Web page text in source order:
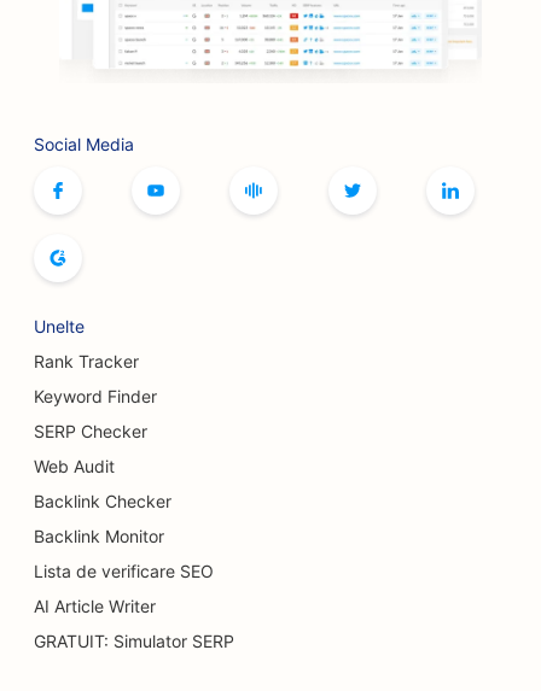
SEO pentru buticuri
SEO pentru fabricile de bere
SEO pentru serviciile de augmentare mamară
SEO pentru Burger Trucks
SEO pentru chirurgi pentru arși
SEO pentru cafenele
SEO pentru restaurantele Casual Dining
Social Media
Unelte
Rank Tracker
Keyword Finder
SERP Checker
Web Audit
Backlink Checker
Backlink Monitor
Lista de verificare SEO
AI Article Writer
GRATUIT: Simulator SERP